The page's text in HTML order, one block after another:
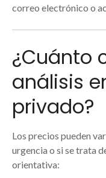
correo electrónico o
¿Cuánto
análisis
privado?
Los precios pueden
urgencia o si se trata
orientativa: